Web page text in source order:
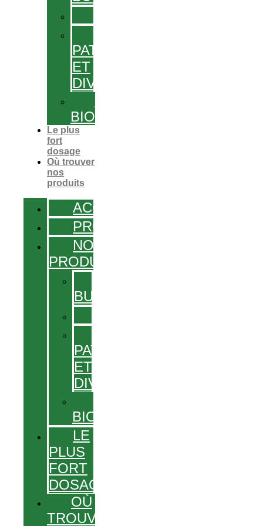
PATCHS
ET
DIVERS
BIO
Le plus
fort
dosage
Où trouver
nos
produits
ACCUEIL
PROMOS
NOS
PRODUITS
BUVABLES
PATCHS
ET
DIVERS
BIO
LE
PLUS
FORT
DOSAGE
OÙ
TROUVER